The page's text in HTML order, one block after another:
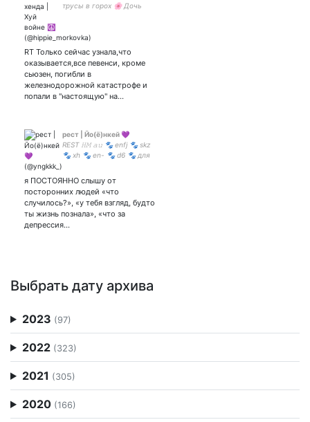
трусы в горох 🌸 Дочь
Всияругани 🌸 Исповедую
RT Только сейчас узнала,что
оказывается,все певенси, кроме
сьюзен, погибли в
железнодорожной катастрофе и
попали в "настоящую" на…
рест | Йо(ё)нкей 💜
REST 𝙷𝙼 𝚊𝚞 🐾 enfj 🐾 skz
🐾 xh 🐾 en- 🐾 d6 🐾 для
нынче 💙💛
я ПОСТОЯННО слышу от
посторонних людей «что
случилось?», «у тебя взгляд, будто
ты жизнь познала», «что за
депрессия…
Выбрать дату архива
2023 (97)
2022 (323)
2021 (305)
2020 (166)